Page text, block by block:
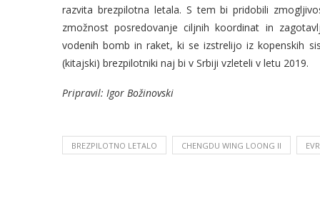
razvita brezpilotna letala. S tem bi pridobili
zmožnost posredovanje ciljnih koordinat in
vodenih bomb in raket, ki se izstrelijo iz kopenskih
(kitajski) brezpilotniki naj bi v Srbiji vzleteli v letu 2019.
Pripravil: Igor Božinovski
BREZPILOTNO LETALO CHENGDU WING LOONG II